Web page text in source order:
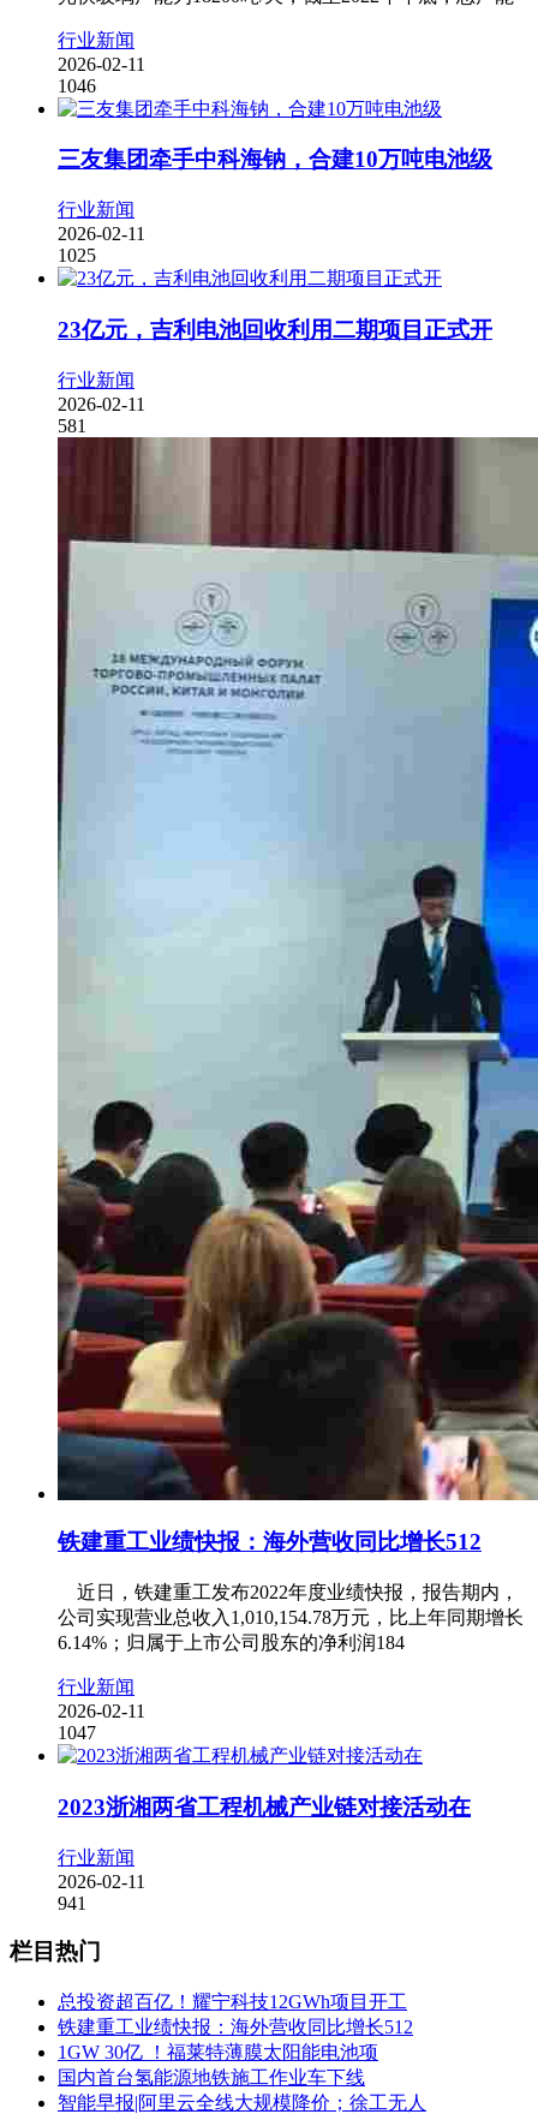
行业新闻
2026-02-11
1046
三友集团牵手中科海钠，合建10万吨电池级
行业新闻
2026-02-11
1025
23亿元，吉利电池回收利用二期项目正式开
行业新闻
2026-02-11
581
铁建重工业绩快报：海外营收同比增长512
近日，铁建重工发布2022年度业绩快报，报告期内，
公司实现营业总收入1,010,154.78万元，比上年同期增长
6.14%；归属于上市公司股东的净利润184
行业新闻
2026-02-11
1047
2023浙湘两省工程机械产业链对接活动在
行业新闻
2026-02-11
941
栏目热门
总投资超百亿！耀宁科技12GWh项目开工
铁建重工业绩快报：海外营收同比增长512
1GW 30亿 ！福莱特薄膜太阳能电池项
国内首台氢能源地铁施工作业车下线
智能早报|阿里云全线大规模降价；徐工无人